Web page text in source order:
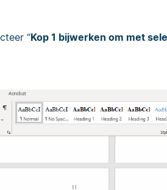
“Kop 1 bijwerken om met